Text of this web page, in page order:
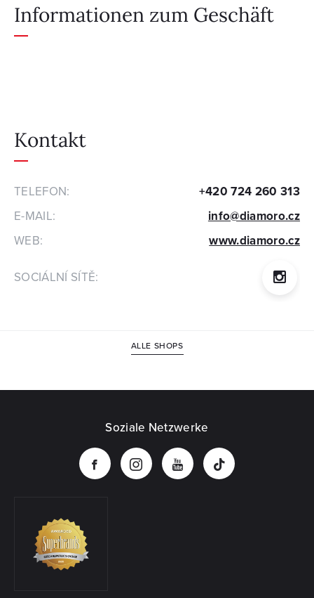
Informationen zum Geschäft
Kontakt
TELEFON:
+420 724 260 313
E-MAIL:
info@diamoro.cz
WEB:
www.diamoro.cz
SOCIÁLNÍ SÍTĚ:
ALLE SHOPS
Soziale Netzwerke